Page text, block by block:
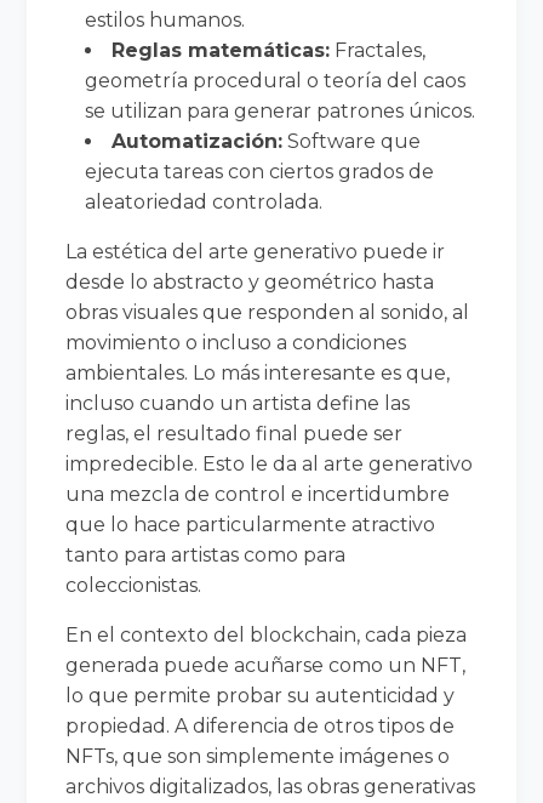
estilos humanos.
Reglas matemáticas: Fractales,
geometría procedural o teoría del caos
se utilizan para generar patrones únicos.
Automatización: Software que
ejecuta tareas con ciertos grados de
aleatoriedad controlada.
La estética del arte generativo puede ir
desde lo abstracto y geométrico hasta
obras visuales que responden al sonido, al
movimiento o incluso a condiciones
ambientales. Lo más interesante es que,
incluso cuando un artista define las
reglas, el resultado final puede ser
impredecible. Esto le da al arte generativo
una mezcla de control e incertidumbre
que lo hace particularmente atractivo
tanto para artistas como para
coleccionistas.
En el contexto del blockchain, cada pieza
generada puede acuñarse como un NFT,
lo que permite probar su autenticidad y
propiedad. A diferencia de otros tipos de
NFTs, que son simplemente imágenes o
archivos digitalizados, las obras generativas